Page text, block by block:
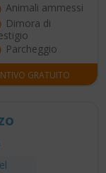
Animali ammessi
Dimora di
Parcheggio
GRATUITO